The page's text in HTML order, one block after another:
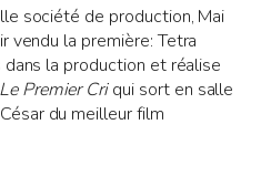
société de production, Mai
vendu la première: Tetra
la production et réalise
Le Premier Criqui sort en salle
du meilleur film